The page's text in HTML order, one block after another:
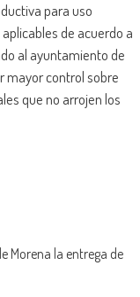
para uso
de acuerdo a
al ayuntamiento de
mayor control sobre
que no arrojen los
Morena la entrega de